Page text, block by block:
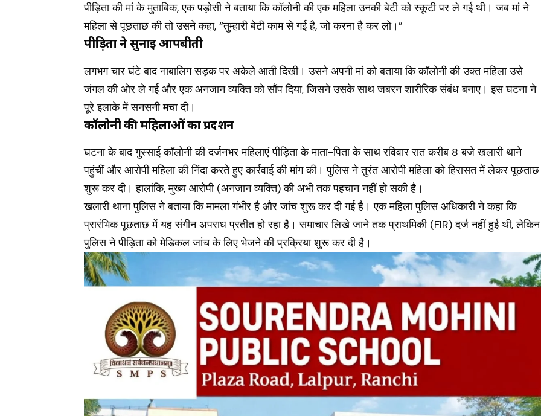
पीड़िता की मां के मुताबिक, एक पड़ोसी ने बताया कि कॉलोनी की एक महिला उनकी बेटी को स्कूटी पर ले गई थी। जब मां ने
महिला से पूछताछ की तो उसने कहा, “तुम्हारी बेटी काम से गई है, जो करना है कर लो।”
पीड़िता ने सुनाई आपबीती
लगभग चार घंटे बाद नाबालिग सड़क पर अकेले आती दिखी। उसने अपनी मां को बताया कि कॉलोनी की उक्त महिला उसे
जंगल की ओर ले गई और एक अनजान व्यक्ति को सौंप दिया, जिसने उसके साथ जबरन शारीरिक संबंध बनाए। इस घटना ने
पूरे इलाके में सनसनी मचा दी।
कॉलोनी की महिलाओं का प्रदर्शन
घटना के बाद गुस्साई कॉलोनी की दर्जनभर महिलाएं पीड़िता के माता-पिता के साथ रविवार रात करीब 8 बजे खलारी थाने
पहुंचीं और आरोपी महिला की निंदा करते हुए कार्रवाई की मांग की। पुलिस ने तुरंत आरोपी महिला को हिरासत में लेकर पूछताछ
शुरू कर दी। हालांकि, मुख्य आरोपी (अनजान व्यक्ति) की अभी तक पहचान नहीं हो सकी है।
खलारी थाना पुलिस ने बताया कि मामला गंभीर है और जांच शुरू कर दी गई है। एक महिला पुलिस अधिकारी ने कहा कि
प्रारंभिक पूछताछ में यह संगीन अपराध प्रतीत हो रहा है। समाचार लिखे जाने तक प्राथमिकी (FIR) दर्ज नहीं हुई थी, लेकिन
पुलिस ने पीड़िता को मेडिकल जांच के लिए भेजने की प्रक्रिया शुरू कर दी है।